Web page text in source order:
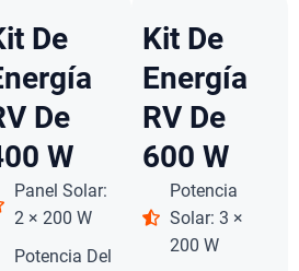
De
De
W
Panel Solar:
2 × 200 W
Potencia Del
Kit De
Energía
RV De
600 W
Potencia
Solar: 3 ×
200 W